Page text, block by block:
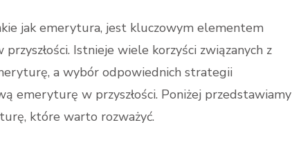
jak emerytura, jest kluczowym elementem
Istnieje wiele korzyści związanych z
a wybór odpowiednich strategii
emeryturę w przyszłości. Poniżej przedstawiamy
które warto rozważyć.